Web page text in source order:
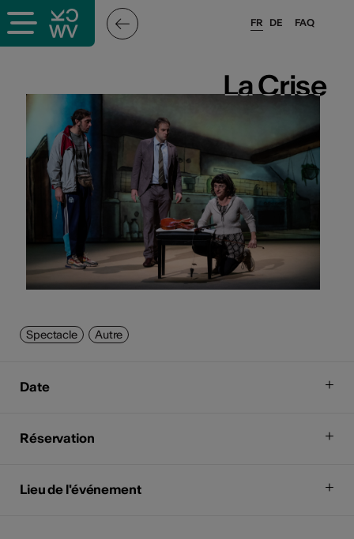
FAQ
FR DE
La Crise
La Crise
Spectacle Autre
Date
Réservation
Lieu de l'événement